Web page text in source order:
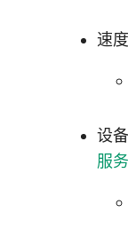
速
设
服